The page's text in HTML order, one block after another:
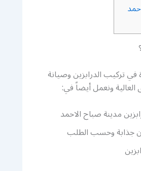
في تركيب الدرابزين وصيانة
العالية ونعمل أيضاً في:
مدينة صباح الاحمد
جذابة وحسب الطلب